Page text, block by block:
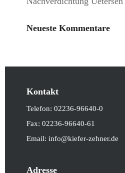
Neueste Kommentare
Kontakt
Telefon: 02236-96640-0
Fax: 02236-96640-61
Email: info@kiefer-zehner.de
Adresse